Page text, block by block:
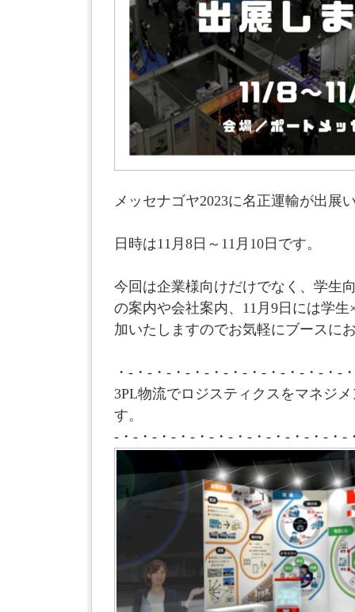
メッセナゴヤ2023に名正運輸が出展
日時は11月8日～11月10日です。
今回は企業様向けだけでなく、学生
の案内や会社案内、11月9日には学
加いたしますのでお気軽にブースに
・-・-・-・-・-・-・-・-・-・-・-・-
3PL物流でロジスティクスをマネジ
す。
-・-・-・-・-・-・-・-・-・-・-・-・-